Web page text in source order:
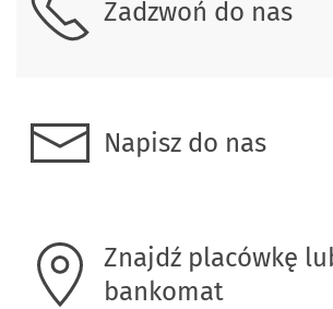
Zadzwoń do nas
Napisz do nas
Znajdź placówkę
bankomat